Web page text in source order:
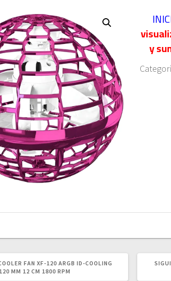
y
ANTERIOR:
FAN XF-120 ARGB ID-COOLING
120 MM 12 CM 1800 RPM